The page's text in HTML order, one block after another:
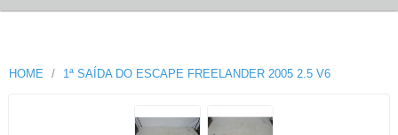
HOME 1ª SAÍDA DO ESCAPE FREELANDER 2005 2.5 V6